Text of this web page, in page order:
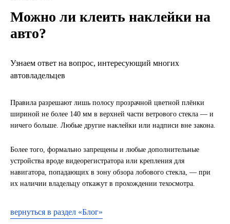
LIQUI MOLY
LUXE
MANNOL
MOTUL
SHELL
Можно ли клеить наклейки на
авто?
Узнаем ответ на вопрос, интересующий многих
автовладельцев
Правила разрешают лишь полосу прозрачной цветной плёнки
шириной не более 140 мм в верхней части ветрового стекла — и
ничего больше. Любые другие наклейки или надписи вне закона.
Более того, формально запрещены и любые дополнительные
устройства вроде видеорегистратора или крепления для
навигатора, попадающих в зону обзора лобового стекла, — при
их наличии владельцу откажут в прохождении техосмотра.
вернуться в раздел «Блог»